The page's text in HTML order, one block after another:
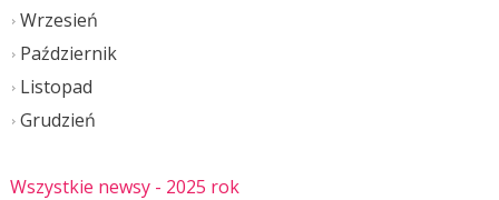
Wrzesień
Październik
Listopad
Grudzień
Wszystkie newsy - 2025 rok